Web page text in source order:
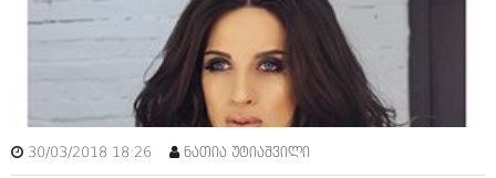
მარტი 2018 (256)
თებერვალი 2018 (208)
იანვარი 2018 (215)
დეკემბერი 2017 (243)
ნოემბერი 2017 (212)
ოქტომბერი 2017 (231)
30/03/2018 18:26 ნათია უტიაშვილი